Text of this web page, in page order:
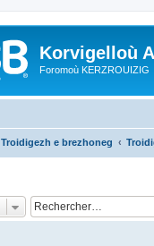
Korvigelloù
Foromoù KERZROUIZIG
Troidigezh e brezhoneg